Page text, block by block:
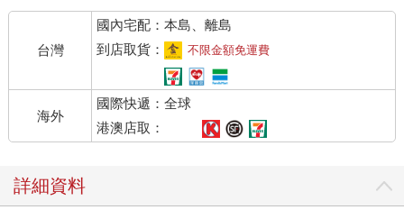
台灣
國內宅配：本島、離島
到店取貨：
不限金額免運費
海外
國際快遞：全球
港澳店取：
詳細資料